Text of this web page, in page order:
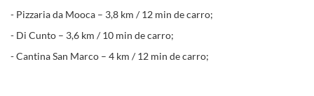
- Pizzaria da Mooca – 3,8 km / 12 min de carro;
- Di Cunto – 3,6 km / 10 min de carro;
- Cantina San Marco – 4 km / 12 min de carro;